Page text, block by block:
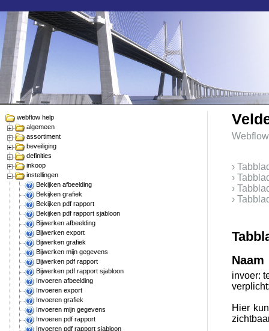
webflow help
algemeen
assortiment
beveiliging
definities
inkoop
instellingen
Bekijken afbeelding
Bekijken grafiek
Bekijken pdf rapport
Bekijken pdf rapport sjabloon
Bijwerken afbeelding
Bijwerken export
Bijwerken grafiek
Bijwerken mijn gegevens
Bijwerken pdf rapport
Bijwerken pdf rapport sjabloon
Invoeren afbeelding
Invoeren export
Invoeren grafiek
Invoeren mijn gegevens
Invoeren pdf rapport
Invoeren pdf rapport sjabloon
Webflow
›
›
›
›
Naam
invoer:
Hier